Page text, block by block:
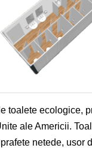
toalete ecologice,
ale Americii.
netede, usor